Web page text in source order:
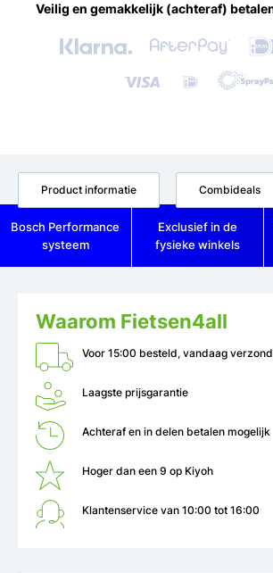
Veilig en gemakkelijk (achteraf)
Product informatie Combideals
Bosch Performance
systeem
Exclusief in de
fysieke winkels
Waarom Fietsen4all
Voor 15:00 besteld, vandaag
Laagste prijsgarantie
Achteraf en in delen betalen mogelijk
Hoger dan een 9 op Kiyoh
Klantenservice van 10:00 tot 16:00